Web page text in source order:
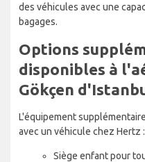
des véhicules avec une
bagages.
Options
disponibles à
Gökçen
L'équipement
avec un véhicule chez Hertz :
Siège enfant pour